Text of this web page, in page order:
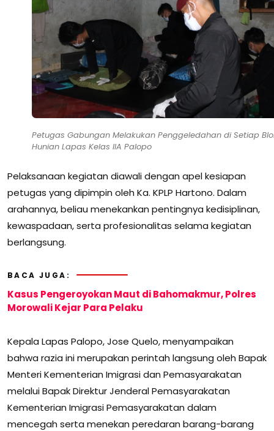
Petugas Gabungan Melakukan Penggeledahan di Setiap
Hunian Lapas Kelas IIA Palopo
Pelaksanaan kegiatan diawali dengan apel kesiapan
petugas yang dipimpin oleh Ka. KPLP Hartono. Dalam
arahannya, beliau menekankan pentingnya kedisiplinan,
kewaspadaan, serta profesionalitas selama kegiatan
berlangsung.
BACA JUGA:
Kasus Pengeroyokan Maut di Bahomakmur, Polres
Morowali Kejar Para Pelaku
Kepala Lapas Palopo, Jose Quelo, menyampaikan
bahwa razia ini merupakan perintah langsung oleh Bapak
Menteri Kementerian Imigrasi dan Pemasyarakatan
melalui Bapak Direktur Jenderal Pemasyarakatan
Kementerian Imigrasi Pemasyarakatan dalam
mencegah serta menekan peredaran barang-barang